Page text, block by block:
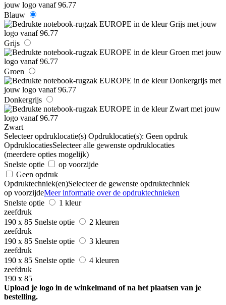
Blauw
Grijs
Groen
Donkergrijs
Zwart
Selecteer opdruklocatie(s) Opdruklocatie(s): Geen opdruk
OpdruklocatiesSelecteer alle gewenste opdruklocaties
(meerdere opties mogelijk)
Snelste optie
op voorzijde
Geen opdruk
Opdruktechniek(en)Selecteer de gewenste opdruktechniek
op voorzijdeMeer informatie over de opdruktechnieken
Snelste optie
1 kleur
zeefdruk
190 x 85 Snelste optie
2 kleuren
zeefdruk
190 x 85 Snelste optie
3 kleuren
zeefdruk
190 x 85 Snelste optie
4 kleuren
zeefdruk
190 x 85
Upload je logo in de winkelmand of na het plaatsen van je
bestelling.